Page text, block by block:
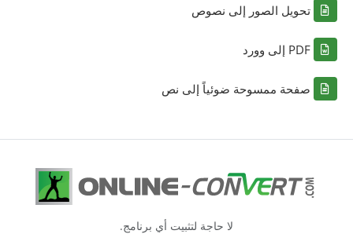
تحويل الصور إلى نصوص
PDF إلى وورد
صفحة ممسوحة ضوئياً إلى نص
لا حاجة لتثبيت أي برنامج.